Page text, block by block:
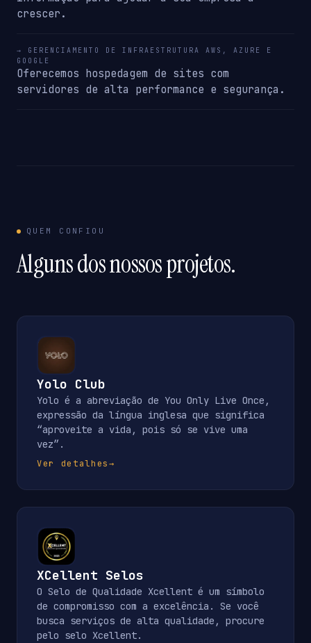
crescer.
→ GERENCIAMENTO DE INFRAESTRUTURA AWS, AZURE E
GOOGLE
Oferecemos hospedagem de sites com
servidores de alta performance e segurança.
QUEM CONFIOU
Alguns dos nossos projetos.
Yolo Club
Yolo é a abreviação de You Only Live Once,
expressão da língua inglesa que significa
“aproveite a vida, pois só se vive uma
vez”.
Ver detalhes→
XCellent Selos
O Selo de Qualidade Xcellent é um símbolo
de compromisso com a excelência. Se você
busca serviços de alta qualidade, procure
pelo selo Xcellent.